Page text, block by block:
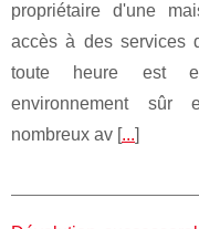
propriétaire d'une
accès à des services
toute heure est
environnement sûr
nombreux av [...]